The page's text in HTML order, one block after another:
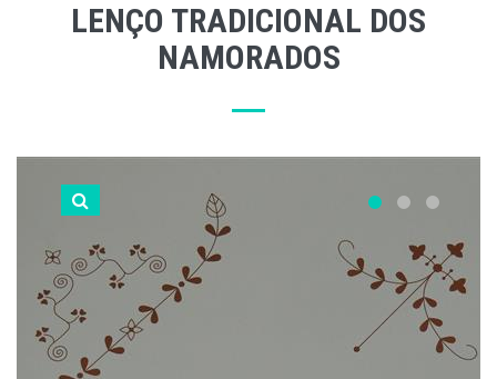
LENÇO TRADICIONAL DOS
NAMORADOS